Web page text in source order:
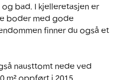
bad. I kjelleretasjen er
boder med gode
finner du også et
nausttomt nede ved